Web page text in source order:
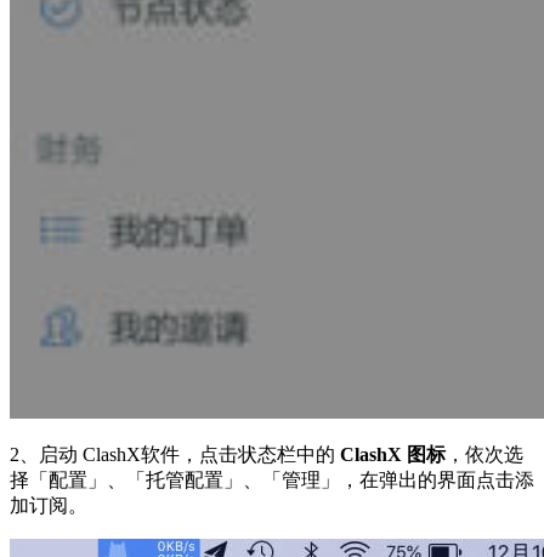
2、启动 ClashX软件，点击状态栏中的 ClashX 图标，依次选
择「配置」、「托管配置」、「管理」，在弹出的界面点击添
加订阅。